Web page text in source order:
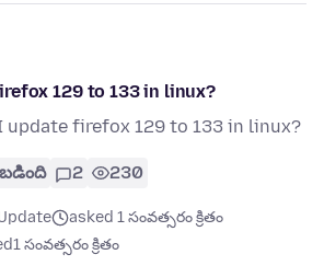
129 to 133 in linux?
update firefox 129 to 133 in linux?
2 230
asked 1 సంవత్సరం క్రితం
1 సంవత్సరం క్రితం